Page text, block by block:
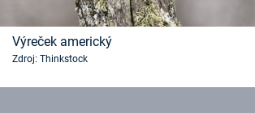
Výreček americký
Zdroj: Thinkstock